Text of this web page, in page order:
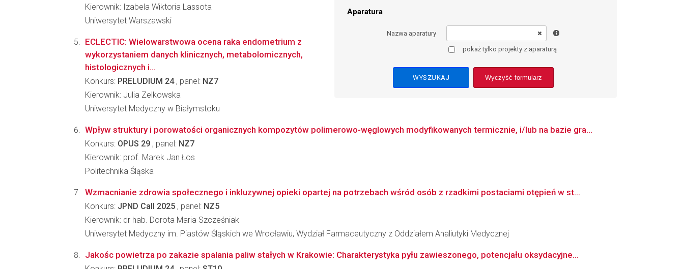
Aparatura
Nazwa aparatury
pokaż tylko projekty z aparaturą
Wyczyść formularz
Kierownik: Izabela Wiktoria Lassota
Uniwersytet Warszawski
ECLECTIC: Wielowarstwowa ocena raka endometrium z
wykorzystaniem danych klinicznych, metabolomicznych,
histologicznych i...
Konkurs: PRELUDIUM 24, panel: NZ7
Kierownik: Julia Zelkowska
Uniwersytet Medyczny w Białymstoku
Wpływ struktury i porowatości organicznych kompozytów polimerowo-węglowych modyfikowanych termicznie, i/lub na bazie gra...
Konkurs: OPUS 29 , panel: NZ7
Kierownik: prof. Marek Jan Łos
Politechnika Śląska
Wzmacnianie zdrowia społecznego i inkluzywnej opieki opartej na potrzebach wśród osób z rzadkimi postaciami otępień w st...
Konkurs: JPND Call 2025 , panel: NZ5
Kierownik: dr hab. Dorota Maria Szcześniak
Uniwersytet Medyczny im. Piastów Śląskich we Wrocławiu, Wydział Farmaceutyczny z Oddziałem Analiutyki Medycznej
Jakośc powietrza po zakazie spalania paliw stałych w Krakowie: Charakterystyka pyłu zawieszonego, potencjału oksydacyjne...